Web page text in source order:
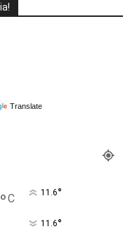
Translate
°C 11.6°
11.6°